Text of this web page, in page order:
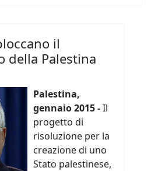
il
della Palestina
Palestina,
gennaio 2015 -Il
progetto di
risoluzione per la
creazione di uno
Stato palestinese,